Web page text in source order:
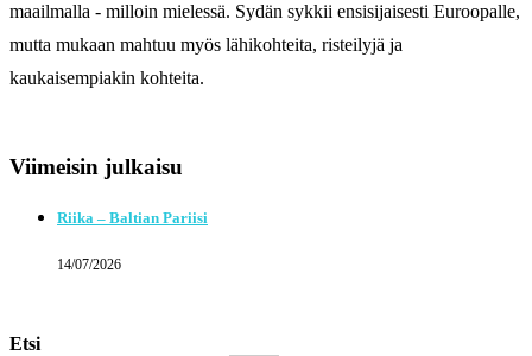
maailmalla - milloin mielessä. Sydän sykkii ensisijaisesti Euroopalle,
mutta mukaan mahtuu myös lähikohteita, risteilyjä ja
kaukaisempiakin kohteita.
Viimeisin julkaisu
Riika – Baltian Pariisi
14/07/2026
Etsi